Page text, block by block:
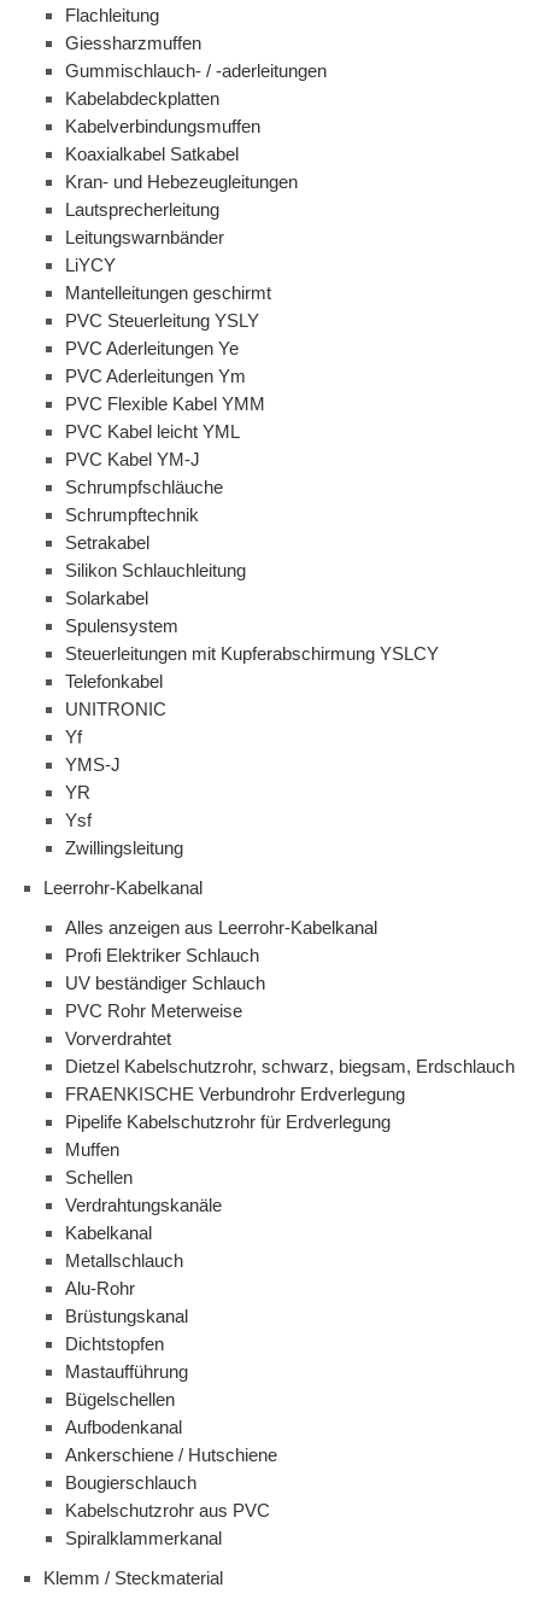
Flachleitung
Giessharzmuffen
Gummischlauch- / -aderleitungen
Kabelabdeckplatten
Kabelverbindungsmuffen
Koaxialkabel Satkabel
Kran- und Hebezeugleitungen
Lautsprecherleitung
Leitungswarnbänder
LiYCY
Mantelleitungen geschirmt
PVC Steuerleitung YSLY
PVC Aderleitungen Ye
PVC Aderleitungen Ym
PVC Flexible Kabel YMM
PVC Kabel leicht YML
PVC Kabel YM-J
Schrumpfschläuche
Schrumpftechnik
Setrakabel
Silikon Schlauchleitung
Solarkabel
Spulensystem
Steuerleitungen mit Kupferabschirmung YSLCY
Telefonkabel
UNITRONIC
Yf
YMS-J
YR
Ysf
Zwillingsleitung
Leerrohr-Kabelkanal
Alles anzeigen aus Leerrohr-Kabelkanal
Profi Elektriker Schlauch
UV beständiger Schlauch
PVC Rohr Meterweise
Vorverdrahtet
Dietzel Kabelschutzrohr, schwarz, biegsam, Erdschlauch
FRAENKISCHE Verbundrohr Erdverlegung
Pipelife Kabelschutzrohr für Erdverlegung
Muffen
Schellen
Verdrahtungskanäle
Kabelkanal
Metallschlauch
Alu-Rohr
Brüstungskanal
Dichtstopfen
Mastaufführung
Bügelschellen
Aufbodenkanal
Ankerschiene / Hutschiene
Bougierschlauch
Kabelschutzrohr aus PVC
Spiralklammerkanal
Klemm / Steckmaterial